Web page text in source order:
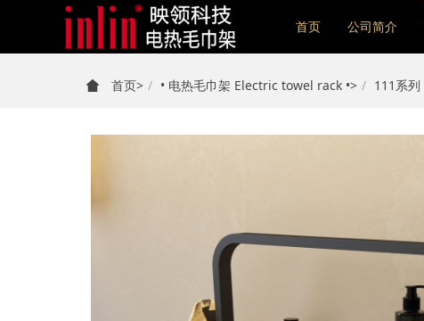
首页 公司简介
首页> • 电热毛巾架 Electric towel rack •> 111系列